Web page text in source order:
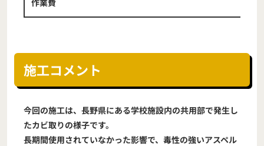
施工コメント
今回の施工は、長野県にある学校施設内の共用部で発生し
たカビ取りの様子です。
長期間使用されていなかった影響で、毒性の強いアスペル